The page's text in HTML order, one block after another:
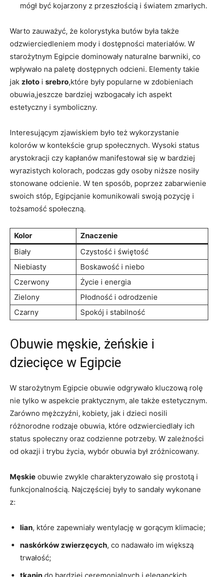
mógł być‌ kojarzony z przeszłością i światem zmarłych.
Warto zauważyć, ⁣że kolorystyka butów była także
odzwierciedleniem⁣ mody i dostępności materiałów. W
starożytnym Egipcie dominowały naturalne⁢ barwniki, co
wpływało⁢ na paletę dostępnych odcieni. ⁤Elementy takie
jak złoto i srebro,które ⁤były ⁣popularne w zdobieniach
‍obuwia,jeszcze bardziej ⁣wzbogacały ich aspekt
⁢estetyczny i symboliczny.
Interesującym zjawiskiem było też wykorzystanie
kolorów w kontekście‌ grup społecznych. ​Wysoki status
arystokracji czy kapłanów manifestował się w bardziej
wyrazistych ⁣kolorach, podczas gdy ​osoby⁢ niższe nosiły
⁣stonowane odcienie. W ten sposób, poprzez‌ zabarwienie
swoich stóp, Egipcjanie komunikowali swoją pozycję i
tożsamość ​społeczną.
Kolor
Znaczenie
Biały
Czystość i świętość
Niebiasty
Boskawość i niebo
Czerwony
Życie i energia
Zielony
Płodność i‌ odrodzenie
Czarny
Spokój i stabilność
Obuwie ⁤męskie, ‍żeńskie ⁢i
dziecięce w⁣ Egipcie
W starożytnym Egipcie obuwie odgrywało kluczową rolę
nie tylko w aspekcie praktycznym, ale także estetycznym.
Zarówno mężczyźni, kobiety,⁣ jak i dzieci nosili
różnorodne rodzaje obuwia, które odzwierciedlały ich
status społeczny ⁢oraz codzienne potrzeby. W zależności
od okazji i​ trybu życia, wybór obuwia był zróżnicowany.
Męskie obuwie zwykle charakteryzowało się prostotą ⁣i
funkcjonalnością. Najczęściej⁣ były to sandały⁣ wykonane
z:
lian, które zapewniały wentylację w gorącym klimacie;
naskórków zwierzęcych, co nadawało im większą‌
trwałość;